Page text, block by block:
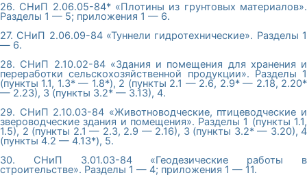
26. СНиП 2.06.05-84* «Плотины из грунтовых материалов».
Разделы 1 — 5; приложения 1 — 6.
27. СНиП 2.06.09-84 «Туннели гидротехнические». Разделы 1
— 6.
28. СНиП 2.10.02-84 «Здания и помещения для хранения и
переработки сельскохозяйственной продукции». Разделы 1
(пункты 1.1, 1.3* — 1.8*), 2 (пункты 2.1 — 2.6, 2.9* — 2.18, 2.20*
— 2.23), 3 (пункты 3.2* — 3.13), 4.
29. СНиП 2.10.03-84 «Животноводческие, птицеводческие и
звероводческие здания и помещения». Разделы 1 (пункты 1.1,
1.5), 2 (пункты 2.1 — 2.3, 2.9 — 2.16), 3 (пункты 3.2* — 3.20), 4
(пункты 4.2 — 4.13*), 5.
30. СНиП 3.01.03-84 «Геодезические работы в
строительстве». Разделы 1 — 4; приложения 1 — 11.